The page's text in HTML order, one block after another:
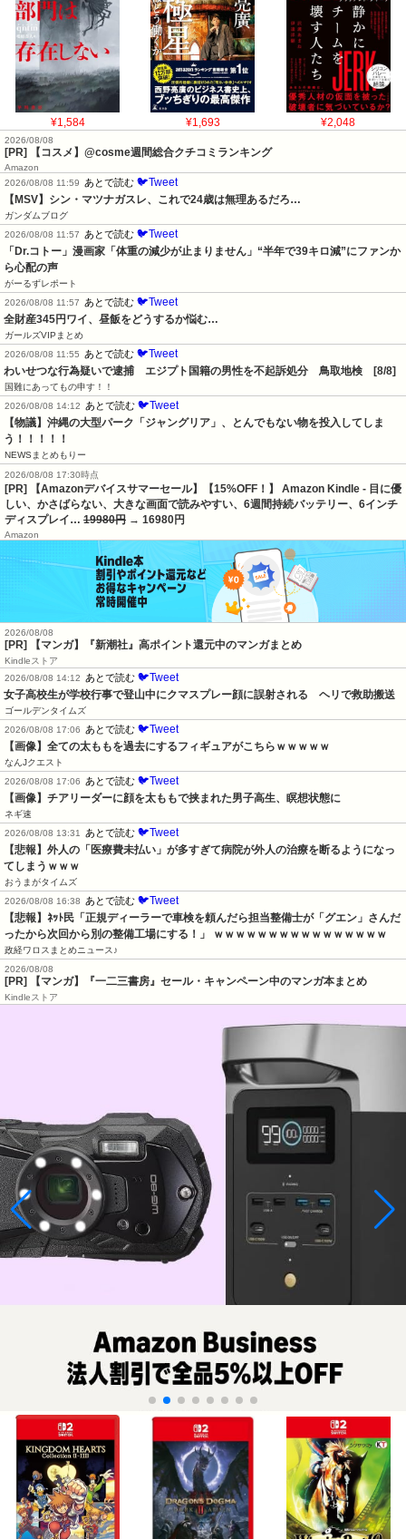
¥1,584 ¥1,693 ¥2,048
2026/08/08
[PR] 【コスメ】@cosme週間総合クチコミランキング
Amazon
2026/08/08 11:59 あとで読む 🐦Tweet
【MSV】シン・マツナガスレ、これで24歳は無理あるだろ…
ガンダムブログ
2026/08/08 11:57 あとで読む 🐦Tweet
「Dr.コトー」漫画家「体重の減少が止まりません」“半年で39キロ減”にファンか
ら心配の声
がーるずレポート
2026/08/08 11:57 あとで読む 🐦Tweet
全財産345円ワイ、昼飯をどうするか悩む…
ガールズVIPまとめ
2026/08/08 11:55 あとで読む 🐦Tweet
わいせつな行為疑いで逮捕　エジプト国籍の男性を不起訴処分　鳥取地検　[8/8]
国難にあってもの申す！！
2026/08/08 14:12 あとで読む 🐦Tweet
【物議】沖縄の大型パーク「ジャングリア」、とんでもない物を投入してしま
う！！！！！
NEWSまとめもりー
2026/08/08 17:30時点
[PR] 【Amazonデバイスサマーセール】【15%OFF！】 Amazon Kindle - 目に優
しい、かさばらない、大きな画面で読みやすい、6週間持続バッテリー、6インチ
ディスプレイ… 19980円 → 16980円
Amazon
2026/08/08
[PR] 【マンガ】『新潮社』高ポイント還元中のマンガまとめ
Kindleストア
2026/08/08 14:12
あとで読む 🐦Tweet
女子高校生が学校行事で登山中にクマスプレー顔に誤射される　ヘリで救助搬送
ゴールデンタイムズ
2026/08/08 17:06
あとで読む 🐦Tweet
【画像】全ての太ももを過去にするフィギュアがこちらｗｗｗｗｗ
なんJクエスト
2026/08/08 17:06
あとで読む 🐦Tweet
【画像】チアリーダーに顔を太ももで挟まれた男子高生、瞑想状態に
ネギ速
2026/08/08 13:31
あとで読む 🐦Tweet
【悲報】外人の「医療費未払い」が多すぎて病院が外人の治療を断るようになっ
てしまうｗｗｗ
おうまがタイムズ
2026/08/08 16:38
あとで読む 🐦Tweet
【悲報】ﾈｯﾄ民「正規ディーラーで車検を頼んだら担当整備士が「グエン」さんだ
ったから次回から別の整備工場にする！」 ｗｗｗｗｗｗｗｗｗｗｗｗｗｗｗｗ
政経ワロスまとめニュース♪
2026/08/08
[PR] 【マンガ】『一二三書房』セール・キャンペーン中のマンガ本まとめ
Kindleストア